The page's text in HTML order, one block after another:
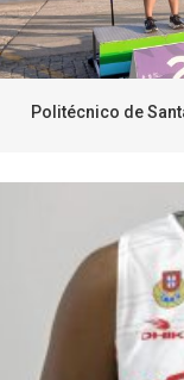
Politécnico de